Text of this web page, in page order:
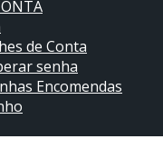
de Conta
senha
Encomendas